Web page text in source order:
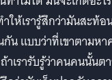
ให้เรารู้สึกว่ามันสะท้อ
น แบบว่าที่เขาตามห
เรารับรู้ว่าคนคนนั้นต